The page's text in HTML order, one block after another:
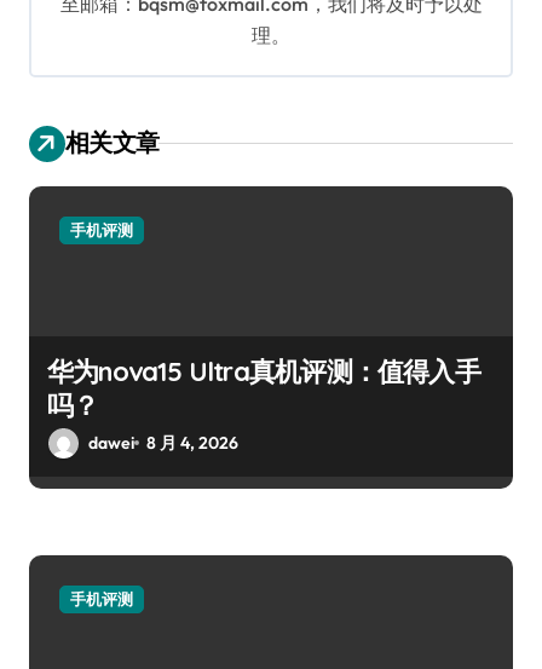
理。
相关文章
手机评测
华为nova15 Ultra真机评测：值得入手
吗？
dawei 8 月 4, 2026
手机评测